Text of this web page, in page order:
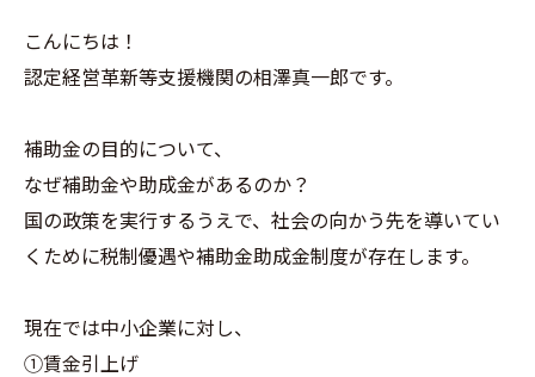
こんにちは！
認定経営革新等支援機関の相澤真一郎です。
補助金の目的について、
なぜ補助金や助成金があるのか？
国の政策を実行するうえで、社会の向かう先を導いてい
くために税制優遇や補助金助成金制度が存在します。
現在では中小企業に対し、
①賃金引上げ